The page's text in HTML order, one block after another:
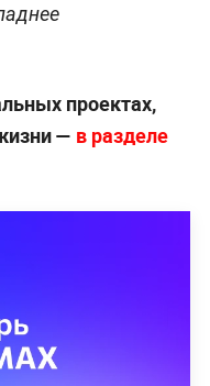
проектах,
— в разделе